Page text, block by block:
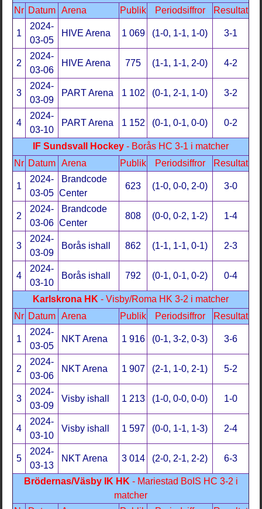
Nr Datum Arena Publik Periodsiffror Resultat
1
2024-
03-05
HIVE Arena 1 069 (1-0, 1-1, 1-0) 3-1
2
2024-
03-06
HIVE Arena 775 (1-1, 1-1, 2-0) 4-2
3
2024-
03-09
PART Arena 1 102 (0-1, 2-1, 1-0) 3-2
4
2024-
03-10
PART Arena 1 152 (0-1, 0-1, 0-0) 0-2
IF Sundsvall Hockey - Borås HC 3-1 i matcher
Nr Datum Arena Publik Periodsiffror Resultat
1
2024-
03-05
Brandcode
Center
623 (1-0, 0-0, 2-0) 3-0
2
2024-
03-06
Brandcode
Center
808 (0-0, 0-2, 1-2) 1-4
3
2024-
03-09
Borås ishall 862 (1-1, 1-1, 0-1) 2-3
4
2024-
03-10
Borås ishall 792 (0-1, 0-1, 0-2) 0-4
Karlskrona HK - Visby/Roma HK 3-2 i matcher
Nr Datum Arena Publik Periodsiffror Resultat
1
2024-
03-05
NKT Arena 1 916 (0-1, 3-2, 0-3) 3-6
2
2024-
03-06
NKT Arena 1 907 (2-1, 1-0, 2-1) 5-2
3
2024-
03-09
Visby ishall 1 213 (1-0, 0-0, 0-0) 1-0
4
2024-
03-10
Visby ishall 1 597 (0-0, 1-1, 1-3) 2-4
5
2024-
03-13
NKT Arena 3 014 (2-0, 2-1, 2-2) 6-3
Brödernas/Väsby IK HK - Mariestad BoIS HC 3-2 i
matcher